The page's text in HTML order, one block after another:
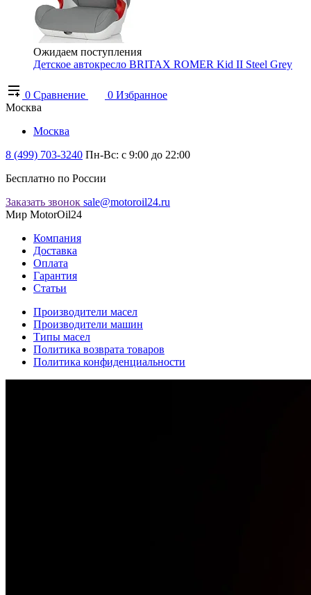
Ожидаем поступления
Детское автокресло BRITAX ROMER Kid II Steel Grey
0 Сравнение 0 Избранное
Москва
Москва
8 (499) 703-3240 Пн-Вс: с 9:00 до 22:00
Бесплатно по России
Заказать звонок sale@motoroil24.ru
Мир MotorOil24
Компания
Доставка
Оплата
Гарантия
Статьи
Производители масел
Производители машин
Типы масел
Политика возврата товаров
Политика конфиденциальности